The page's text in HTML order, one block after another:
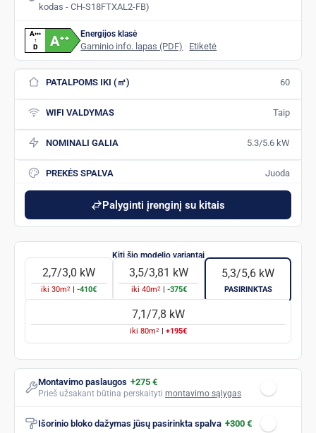
kodas - CH-S18FTXAL2-FB)
A+++
↑
D A++ Energijos klasė
Gaminio info. lapas (PDF) · Etiketė
PATALPOMS IKI (㎡) 60
WIFI VALDYMAS Taip
NOMINALI GALIA 5.3/5.6 kW
PREKĖS SPALVA Juoda
Palyginti įrenginį su kitais
2,7/3,0 kW
iki 30m2 -410€
3,5/3,81 kW
iki 40m2 -375€
5,3/5,6 kW
PASIRINKTAS
7,1/7,8 kW
iki 80m2 +195€
Montavimo paslaugos +275 €
Prieš užsakant būtina perskaityti montavimo sąlygas
Išorinio bloko dažymas jūsų pasirinkta spalva +300 €